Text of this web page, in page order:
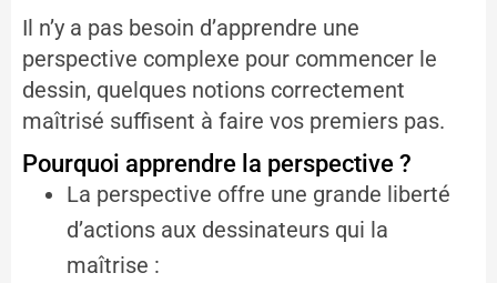
Il n’y a pas besoin d’apprendre une
perspective complexe pour commencer le
dessin, quelques notions correctement
maîtrisé suffisent à faire vos premiers pas.
Pourquoi apprendre la perspective ?
La perspective offre une grande liberté
d’actions aux dessinateurs qui la
maîtrise :